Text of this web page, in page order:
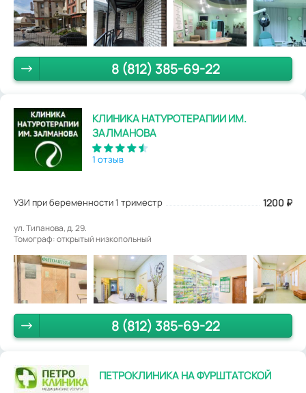
8 (812) 385-69-22
КЛИНИКА НАТУРОТЕРАПИИ ИМ.
ЗАЛМАНОВА
1 отзыв
УЗИ при беременности 1 триместр 1200 ₽
ул. Типанова, д. 29.
Томограф: открытый низкопольный
8 (812) 385-69-22
ПЕТРОКЛИНИКА НА ФУРШТАТСКОЙ